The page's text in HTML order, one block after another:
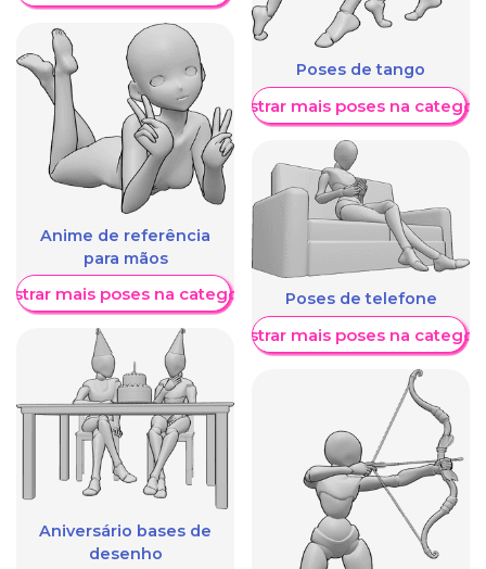
Anime de referência
para mãos
mais poses na categoria
Aniversário bases de
desenho
Poses de tango
Mostrar mais poses na
Poses de telefone
Mostrar mais poses na